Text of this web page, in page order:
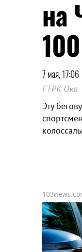
на
7 мая, 17:06
ГТРК Ока
Эту